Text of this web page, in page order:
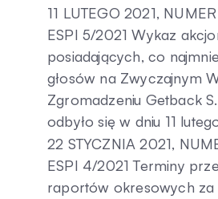
11 LUTEGO 2021,
ESPI 5/2021 Wykaz
posiadających, co
głosów na Zwyczajnym
Zgromadzeniu Getback
odbyło się w dniu 11
22 STYCZNIA 2021,
ESPI 4/2021 Terminy
raportów okresowych